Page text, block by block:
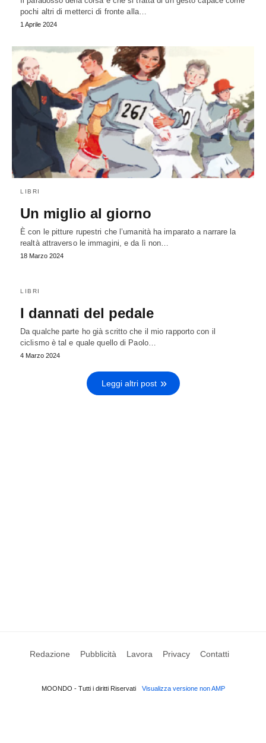
pochi altri di metterci di fronte alla…
1 Aprile 2024
LIBRI
Un miglio al giorno
È con le pitture rupestri che l’umanità ha imparato a narrare la
realtà attraverso le immagini, e da lì non…
18 Marzo 2024
LIBRI
I dannati del pedale
Da qualche parte ho già scritto che il mio rapporto con il
ciclismo è tal e quale quello di Paolo…
4 Marzo 2024
Leggi altri post
Redazione Pubblicità Lavora Privacy Contatti
MOONDO - Tutti i diritti Riservati Visualizza versione non AMP